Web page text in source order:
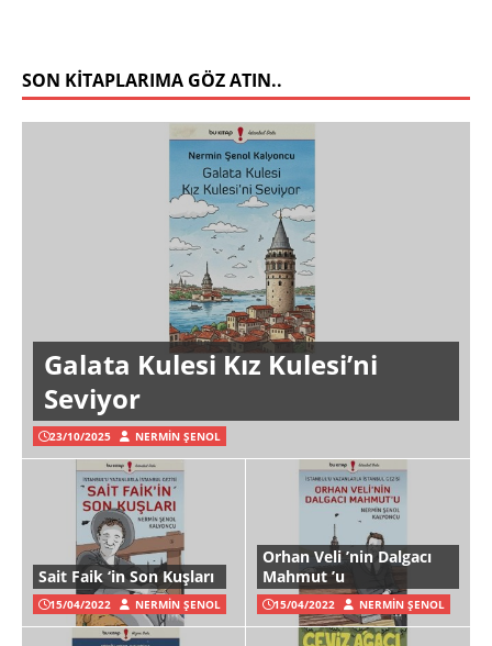
SON KITAPLARIMA GÖZ ATIN..
Galata Kulesi Kız Kulesi’ni
Seviyor
23/10/2025 NERMIN ŞENOL
Sait Faik ‘in Son Kuşları
15/04/2022 NERMIN ŞENOL
Orhan Veli ’nin Dalgacı
Mahmut ’u
15/04/2022 NERMIN ŞENOL